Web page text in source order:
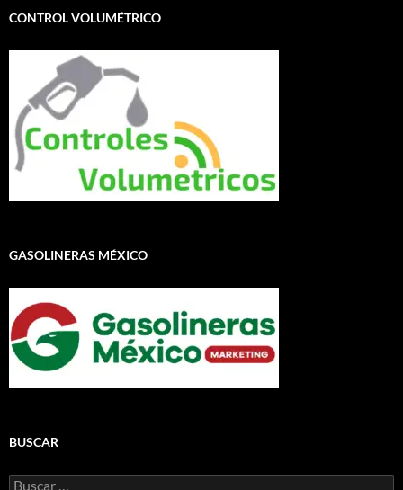
CONTROL VOLUMÉTRICO
GASOLINERAS MÉXICO
BUSCAR
Buscar: